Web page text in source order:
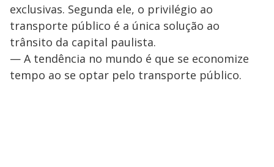
exclusivas. Segunda ele, o privilégio ao
transporte público é a única solução ao
trânsito da capital paulista.
— A tendência no mundo é que se economize
tempo ao se optar pelo transporte público.